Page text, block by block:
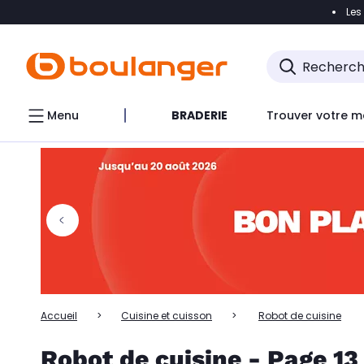
Accéder
Accéder directement au chatbot
Menu BRADERIE Trouver votre
Accueil Cuisine et cuisson Robot de cuisine